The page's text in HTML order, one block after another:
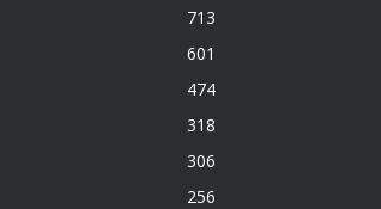
713
601
474
318
306
256